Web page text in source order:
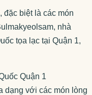
đặc biệt là các món
nhà
tọa lạc tại Quận 1,
Quận 1
dạng với các món lòng